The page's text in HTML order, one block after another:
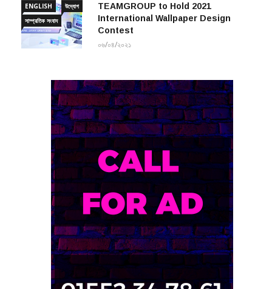
ENGLISH
উদ্যোগ
সাম্প্রতিক সংবাদ
TEAMGROUP to Hold 2021
International Wallpaper Design
Contest
০৬/০৪/২০২১